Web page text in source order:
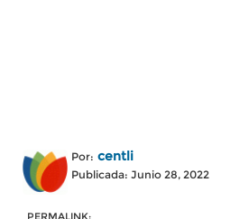
Por: centli
Publicada: Junio 28, 2022
PERMALINK: